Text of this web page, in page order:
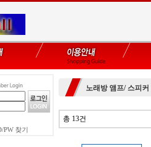
PW 찾기
노래방 앰프/ 스피커
총 13건